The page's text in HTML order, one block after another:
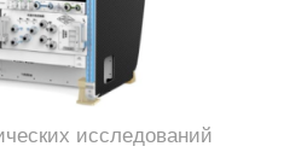
исследований